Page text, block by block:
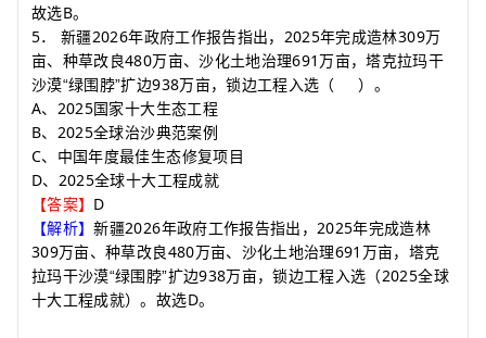
故选B。
5． 新疆2026年政府工作报告指出， 2025年完成造林309万
亩、种草改良480万亩、沙化土地治理691万亩，塔克拉玛干
沙漠“绿围脖”扩边938万亩，锁边工程入选 （ ） 。
A、 2025国家十大生态工程
B、 2025全球治沙典范案例
C、中国年度最佳生态修复项目
D、 2025全球十大工程成就
【答案】 D
【解析】新疆2026年政府工作报告指出， 2025年完成造林
309万亩、种草改良480万亩、沙化土地治理691 万亩，塔克
拉玛干沙漠“绿围脖”扩边938万亩，锁边工程入选（2025全球
十大工程成就）。故选D。